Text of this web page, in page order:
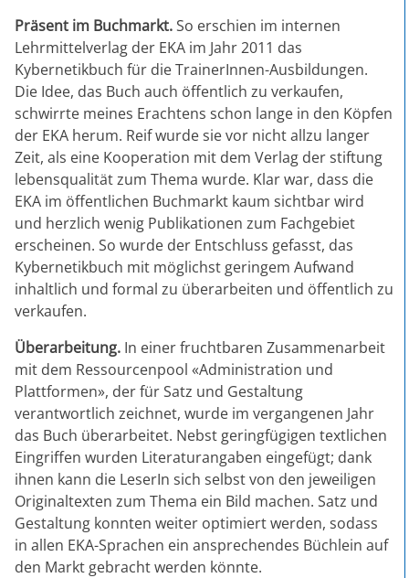
Präsent im Buchmarkt.So erschien im internen
Lehrmittelverlag der EKA im Jahr 2011 das
Kybernetikbuch für die TrainerInnen-Ausbildungen.
Die Idee, das Buch auch öffentlich zu verkaufen,
schwirrte meines Erachtens schon lange in den Köpfen
der EKA herum. Reif wurde sie vor nicht allzu langer
Zeit, als eine Kooperation mit dem Verlag der stiftung
lebensqualität zum Thema wurde. Klar war, dass die
EKA im öffentlichen Buchmarkt kaum sichtbar wird
und herzlich wenig Publikationen zum Fachgebiet
erscheinen. So wurde der Entschluss gefasst, das
Kybernetikbuch mit möglichst geringem Aufwand
inhaltlich und formal zu überarbeiten und öffentlich zu
verkaufen.
Überarbeitung. In einer fruchtbaren Zusammenarbeit
mit dem Ressourcenpool «Administration und
Plattformen», der für Satz und Gestaltung
verantwortlich zeichnet, wurde im vergangenen Jahr
das Buch überarbeitet. Nebst geringfügigen textlichen
Eingriffen wurden Literaturangaben eingefügt; dank
ihnen kann die LeserIn sich selbst von den jeweiligen
Originaltexten zum Thema ein Bild machen. Satz und
Gestaltung konnten weiter optimiert werden, sodass
in allen EKA-Sprachen ein ansprechendes Büchlein auf
den Markt gebracht werden könnte.